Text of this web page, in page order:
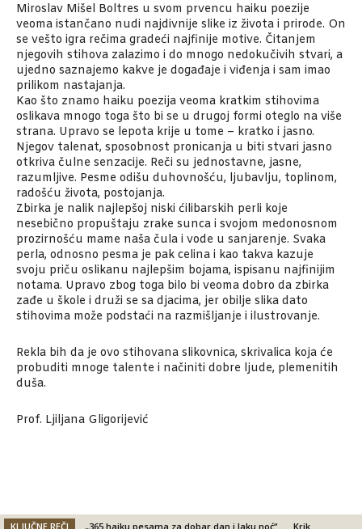
Miroslav Mišel Boltres u svom prvencu haiku poezije
veoma istančano nudi najdivnije slike iz života i prirode. On
se vešto igra rečima gradeći najfinije motive. Čitanjem
njegovih stihova zalazimo i do mnogo nedokučivih stvari, a
ujedno saznajemo kakve je događaje i viđenja i sam imao
prilikom nastajanja.
Kao što znamo haiku poezija veoma kratkim stihovima
oslikava mnogo toga što bi se u drugoj formi oteglo na više
strana. Upravo se lepota krije u tome – kratko i jasno.
Njegov talenat, sposobnost pronicanja u biti stvari jasno
otkriva čulne senzacije. Reči su jednostavne, jasne,
razumljive. Pesme odišu duhovnošću, ljubavlju, toplinom,
radošću života, postojanja.
Zbirka je nalik najlepšoj niski ćilibarskih perli koje
nesebično propuštaju zrake sunca i svojom medonosnom
prozirnošću mame naša čula i vode u sanjarenje. Svaka
perla, odnosno pesma je pak celina i kao takva kazuje
svoju priču oslikanu najlepšim bojama, ispisanu najfinijim
notama. Upravo zbog toga bilo bi veoma dobro da zbirka
zađe u škole i druži se sa djacima, jer obilje slika dato
stihovima može podstaći na razmišljanje i ilustrovanje.
Rekla bih da je ovo stihovana slikovnica, skrivalica koja će
probuditi mnoge talente i načiniti dobre ljude, plemenitih
duša.
Prof. Ljiljana Gligorijević
KLJUČNE REČI „365 haiku pesama za dobar dan i laku noć“ Krik